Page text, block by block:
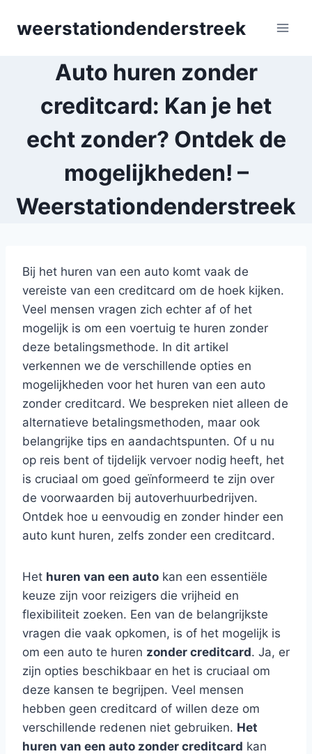
weerstationdenderstreek
Auto huren zonder
creditcard: Kan je het
echt zonder? Ontdek de
mogelijkheden! –
Weerstationdenderstreek
Bij het huren van een auto komt vaak de
vereiste van een creditcard om de hoek kijken.
Veel mensen vragen zich echter af of het
mogelijk is om een voertuig te huren zonder
deze betalingsmethode. In dit artikel
verkennen we de verschillende opties en
mogelijkheden voor het huren van een auto
zonder creditcard. We bespreken niet alleen de
alternatieve betalingsmethoden, maar ook
belangrijke tips en aandachtspunten. Of u nu
op reis bent of tijdelijk vervoer nodig heeft, het
is cruciaal om goed geïnformeerd te zijn over
de voorwaarden bij autoverhuurbedrijven.
Ontdek hoe u eenvoudig en zonder hinder een
auto kunt huren, zelfs zonder een creditcard.
Het huren van een auto kan een essentiële
keuze zijn voor reizigers die vrijheid en
flexibiliteit zoeken. Een van de belangrijkste
vragen die vaak opkomen, is of het mogelijk is
om een auto te huren zonder creditcard. Ja, er
zijn opties beschikbaar en het is cruciaal om
deze kansen te begrijpen. Veel mensen
hebben geen creditcard of willen deze om
verschillende redenen niet gebruiken. Het
huren van een auto zonder creditcard kan